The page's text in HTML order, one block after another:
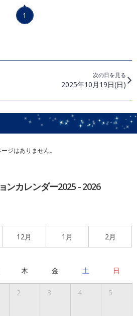
1
次の日を見る
2025年10月19日(日)
ジはありません。
ンカレンダー2025 - 2026
12月 1月 2月
木 金 土 日
2 3 4 5